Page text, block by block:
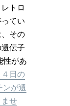
トロ
てい
その
伝子
性があ
日の
ンが遺
せ